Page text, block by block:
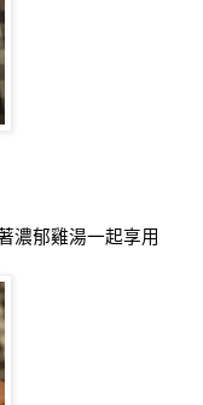
濃郁雞湯一起享用